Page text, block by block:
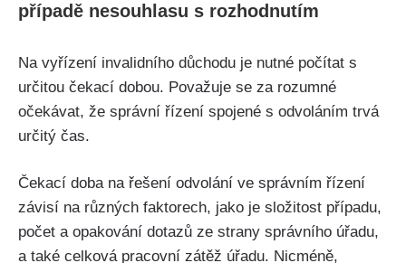
případě nesouhlasu s rozhodnutím
Na vyřízení invalidního důchodu je nutné počítat s
určitou čekací dobou. Považuje se za rozumné
očekávat, že správní řízení spojené s odvoláním trvá
určitý čas.
Čekací doba na řešení odvolání ve správním řízení
závisí na různých faktorech, jako je složitost případu,
počet a opakování dotazů ze strany správního úřadu,
a také celková pracovní zátěž úřadu. Nicméně,